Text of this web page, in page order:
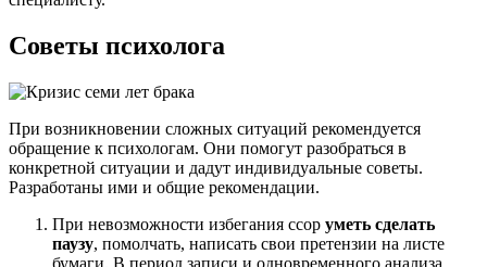
Советы психолога
При возникновении сложных ситуаций рекомендуется
обращение к психологам. Они помогут разобраться в
конкретной ситуации и дадут индивидуальные советы.
Разработаны ими и общие рекомендации.
При невозможности избегания ссор уметь сделать
паузу, помолчать, написать свои претензии на листе
бумаги. В период записи и одновременного анализа